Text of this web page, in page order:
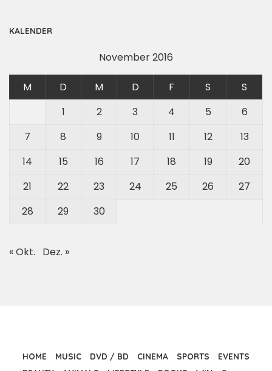
KALENDER
November 2016
M D M D F S
S
1
2 3 4 5
6
7
8 9 10 11 12
13
14
15 16 17 18 19
20
21
22 23 24 25 26
27
28
29 30
« Okt. Dez. »
HOME MUSIC DVD / BD CINEMA SPORTS
EVENTS